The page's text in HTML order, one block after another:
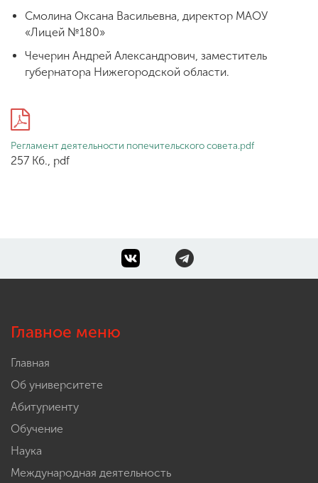
Смолина Оксана Васильевна, директор МАОУ
«Лицей №180»
Чечерин Андрей Александрович, заместитель
губернатора Нижегородской области.
Регламент деятельности попечительского совета.pdf
257 Кб., pdf
Главное меню
Главная
Об университете
Абитуриенту
Обучение
Наука
Международная деятельность